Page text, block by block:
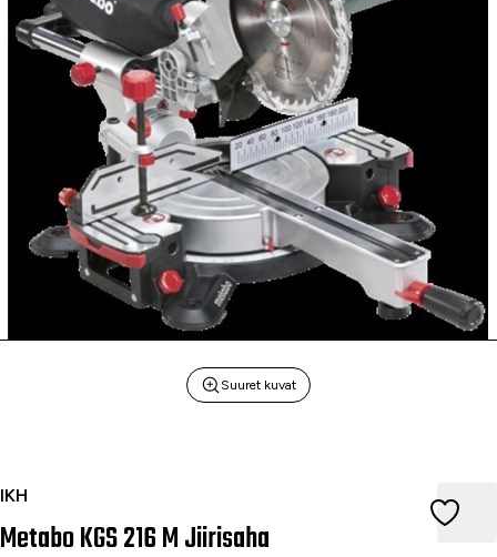
Suuret kuvat
IKH
Metabo KGS 216 M Jiirisaha
Metabo KGS 216 M Jiirisaha